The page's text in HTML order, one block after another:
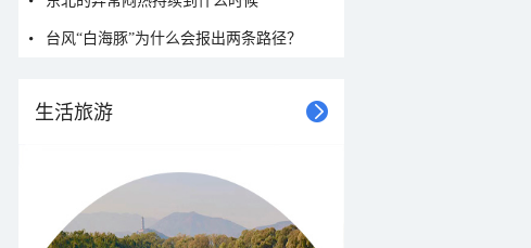
台风“白海豚”为什么会报出两条路径？
生活旅游